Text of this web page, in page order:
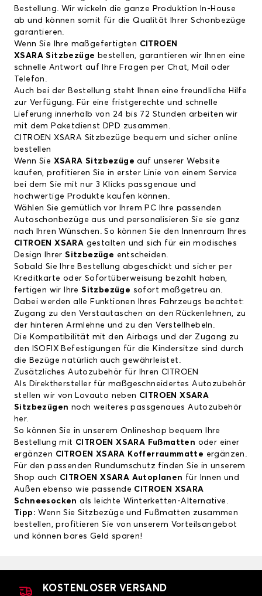
Bestellung. Wir wickeln die ganze Produktion In-House
ab und können somit für die Qualität Ihrer Schonbezüge
garantieren.
Wenn Sie Ihre maßgefertigten CITROEN
XSARA Sitzbezüge bestellen, garantieren wir Ihnen eine
schnelle Antwort auf Ihre Fragen per Chat, Mail oder
Telefon.
Auch bei der Bestellung steht Ihnen eine freundliche Hilfe
zur Verfügung. Für eine fristgerechte und schnelle
Lieferung innerhalb von 24 bis 72 Stunden arbeiten wir
mit dem Paketdienst DPD zusammen.
CITROEN XSARA Sitzbezüge bequem und sicher online
bestellen
Wenn Sie XSARA Sitzbezüge auf unserer Website
kaufen, profitieren Sie in erster Linie von einem Service
bei dem Sie mit nur 3 Klicks passgenaue und
hochwertige Produkte kaufen können.
Wählen Sie gemütlich vor Ihrem PC Ihre passenden
Autoschonbezüge aus und personalisieren Sie sie ganz
nach Ihren Wünschen. So können Sie den Innenraum Ihres
CITROEN XSARA gestalten und sich für ein modisches
Design Ihrer Sitzbezüge entscheiden.
Sobald Sie Ihre Bestellung abgeschickt und sicher per
Kreditkarte oder Sofortüberweisung bezahlt haben,
fertigen wir IhreSitzbezüge sofort maßgetreu an.
Dabei werden alle Funktionen Ihres Fahrzeugs beachtet:
Zugang zu den Verstautaschen an den Rückenlehnen, zu
der hinteren Armlehne und zu den Verstellhebeln.
Die Kompatibilität mit den Airbags und der Zugang zu
den ISOFIX Befestigungen für die Kindersitze sind durch
die Bezüge natürlich auch gewährleistet.
Zusätzliches Autozubehör für Ihren CITROEN
Als Direkthersteller für maßgeschneidertes Autozubehör
stellen wir von Lovauto neben CITROEN XSARA
Sitzbezügen noch weiteres passgenaues Autozubehör
her.
So können Sie in unserem Onlineshop bequem Ihre
Bestellung mit CITROEN XSARA Fußmatten oder einer
ergänzen CITROEN XSARA Kofferraummatte ergänzen.
Für den passenden Rundumschutz finden Sie in unserem
Shop auch CITROEN XSARA Autoplanen für Innen und
Außen ebenso wie passende CITROEN XSARA
Schneesocken als leichte Winterketten-Alternative.
Tipp: Wenn Sie Sitzbezüge und Fußmatten zusammen
bestellen, profitieren Sie von unserem Vorteilsangebot
und können bares Geld sparen!
KOSTENLOSER VERSAND